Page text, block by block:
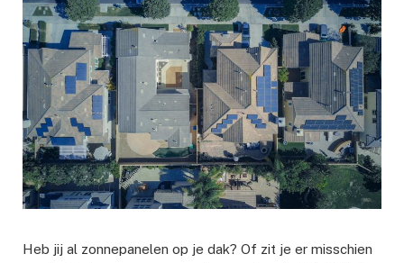
Heb jij al zonnepanelen op je dak? Of zit je er misschien